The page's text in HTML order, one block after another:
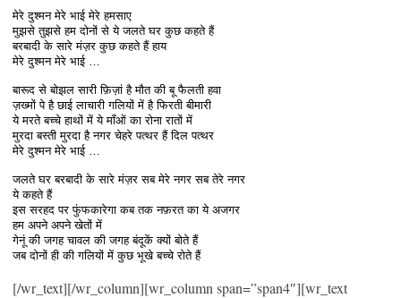
मेरे दुश्मन मेरे भाई मेरे हमसाए
मुझसे तुझसे हम दोनों से ये जलते घर कुछ कहते हैं
बरबादी के सारे मंज़र कुछ कहते हैं हाय
मेरे दुश्मन मेरे भाई …
बारूद से बोझल सारी फ़िज़ां है मौत की बू फैलती हवा
ज़ख्मों पे है छाई लाचारी गलियों में है फिरती बीमारी
ये मरते बच्चे हाथों में ये माँओं का रोना रातों में
मुरदा बस्ती मुरदा है नगर चेहरे पत्थर हैं दिल पत्थर
मेरे दुश्मन मेरे भाई …
जलते घर बरबादी के सारे मंज़र सब मेरे नगर सब तेरे नगर
ये कहते हैं
इस सरहद पर फुंफकारेगा कब तक नफ़रत का ये अजगर
हम अपने अपने खेतों में
गेनूं की जगह चावल की जगह बंदूकें क्यों बोते हैं
जब दोनों ही की गलियों में कुछ भूखे बच्चे रोते हैं
[/wr_text][/wr_column][wr_column span=”span4″][wr_text